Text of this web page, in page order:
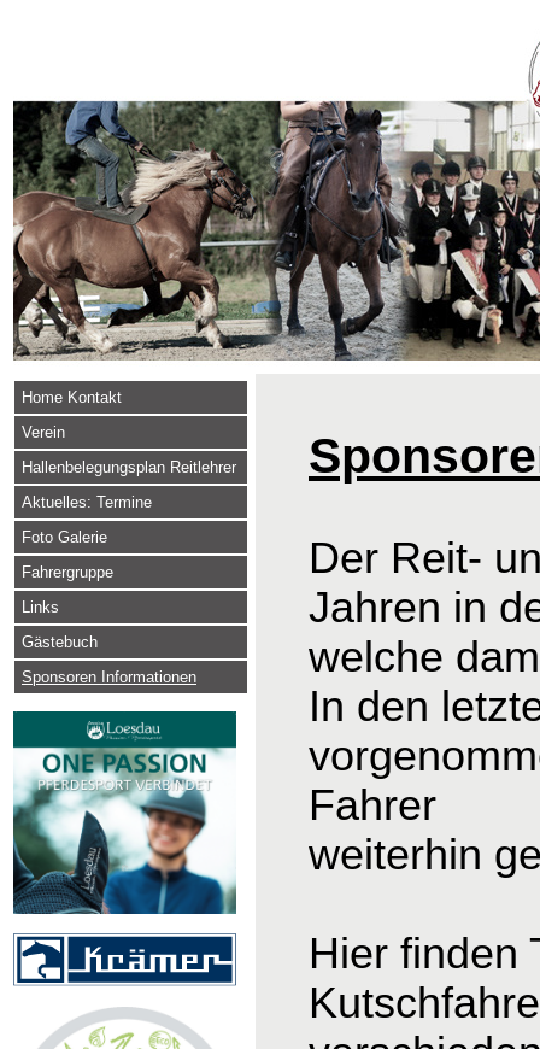
Home Kontakt
Verein
Hallenbelegungsplan Reitlehrer
Aktuelles: Termine
Foto Galerie
Fahrergruppe
Links
Gästebuch
Sponsoren Informationen
Der Reit-
Jahren in
welche
In den
Fahrer
weiterhin
Hier finden